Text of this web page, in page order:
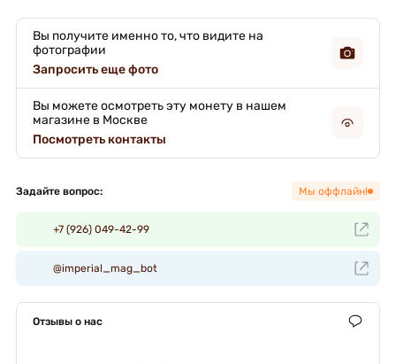
Вы получите именно то, что видите на
фотографии
Запросить еще фото
Вы можете осмотреть эту монету в нашем
магазине в Москве
Посмотреть контакты
Задайте вопрос: Мы оффлайн!
+7 (926) 049-42-99
@imperial_mag_bot
Отзывы о нас